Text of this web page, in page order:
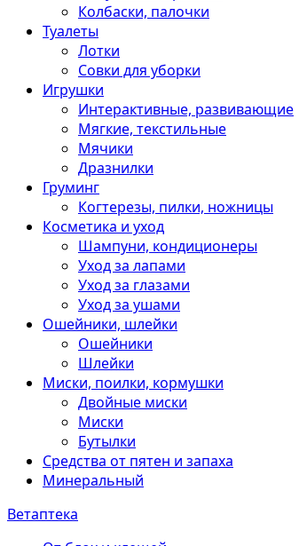
Колбаски, палочки
Туалеты
Лотки
Совки для уборки
Игрушки
Интерактивные, развивающие
Мягкие, текстильные
Мячики
Дразнилки
Груминг
Когтерезы, пилки, ножницы
Косметика и уход
Шампуни, кондиционеры
Уход за лапами
Уход за глазами
Уход за ушами
Ошейники, шлейки
Ошейники
Шлейки
Миски, поилки, кормушки
Двойные миски
Миски
Бутылки
Средства от пятен и запаха
Минеральный
Ветаптека